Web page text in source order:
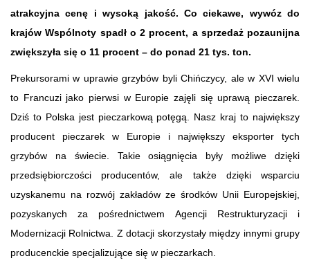
atrakcyjna cenę i wysoką jakość. Co ciekawe, wywóz do
krajów Wspólnoty spadł o 2 procent, a sprzedaż pozaunijna
zwiększyła się o 11 procent – do ponad 21 tys. ton.
Prekursorami w uprawie grzybów byli Chińczycy, ale w XVI wielu
to Francuzi jako pierwsi w Europie zajęli się uprawą pieczarek.
Dziś to Polska jest pieczarkową potęgą. Nasz kraj to największy
producent pieczarek w Europie i największy eksporter tych
grzybów na świecie. Takie osiągnięcia były możliwe dzięki
przedsiębiorczości producentów, ale także dzięki wsparciu
uzyskanemu na rozwój zakładów ze środków Unii Europejskiej,
pozyskanych za pośrednictwem Agencji Restrukturyzacji i
Modernizacji Rolnictwa. Z dotacji skorzystały między innymi grupy
producenckie specjalizujące się w pieczarkach.